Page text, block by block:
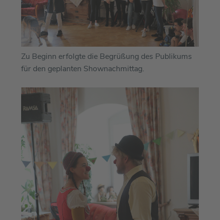
Zu Beginn erfolgte die Begrüßung des Publikums
für den geplanten Shownachmittag.